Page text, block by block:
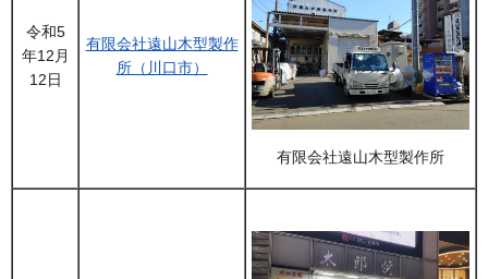
令和5
年12月
12日
有限会社遠山木型製作
所（川口市）
有限会社遠山木型製作所